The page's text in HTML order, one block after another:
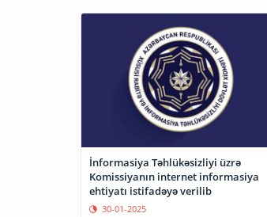
İnformasiya Təhlükəsizliyi üzrə
Komissiyanın internet informasiya
ehtiyatı istifadəyə verilib
30-01-2025